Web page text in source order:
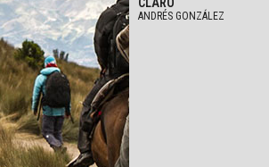
CLARO
ANDRÉS GONZÁLEZ